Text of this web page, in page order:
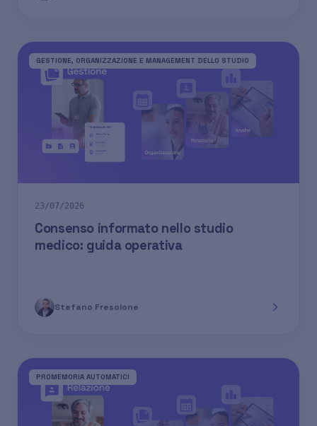
GESTIONE, ORGANIZZAZIONE E MANAGEMENT DELLO STUDIO
23/07/2026
Consenso informato nello studio
medico: guida operativa
Stefano Fresolone
PROMEMORIA AUTOMATICI